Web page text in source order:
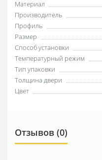
Материал
Производитель
Профиль
Размер
Способ установки
Температурный режим
Тип упаковки
Толщина двери
Цвет
Отзывов (0)